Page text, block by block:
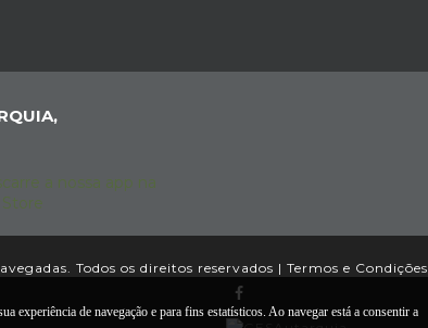
Todos os direitos reservados | Termos e Condições
experiência de navegação e para fins estatísticos. Ao navegar está a consentir a